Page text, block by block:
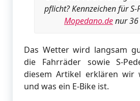
pflicht? Kennzeichen für S-
Mopedano.denur 36
Das Wetter wird langsam
die Fahrräder sowie S-
diesem Artikel erklären wir
und was ein E-Bike ist.